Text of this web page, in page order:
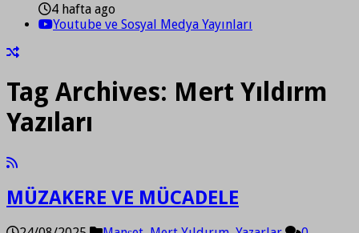
4 hafta ago
Youtube ve Sosyal Medya Yayınları
Tag Archives: Mert Yıldırm
Yazıları
MÜZAKERE VE MÜCADELE